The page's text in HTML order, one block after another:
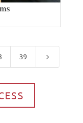
39 5